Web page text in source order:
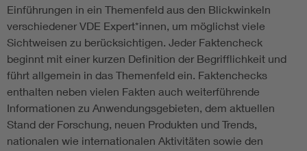
Einführungen in ein Themenfeld aus den Blickwinkeln
verschiedener VDE Expert*innen, um möglichst viele
Sichtweisen zu berücksichtigen. Jeder Faktencheck
beginnt mit einer kurzen Definition der Begrifflichkeit und
führt allgemein in das Themenfeld ein. Faktenchecks
enthalten neben vielen Fakten auch weiterführende
Informationen zu Anwendungsgebieten, dem aktuellen
Stand der Forschung, neuen Produkten und Trends,
nationalen wie internationalen Aktivitäten sowie den